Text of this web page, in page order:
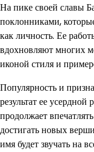
На пике своей славы
поклонниками,
как личность. Ее
вдохновляют многих
иконой стиля и
Популярность и
результат ее
продолжает
достигать новых
имя будет звучать на